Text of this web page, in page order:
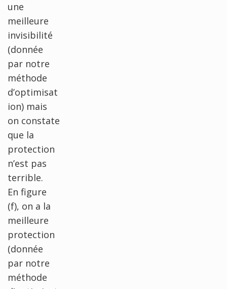
une
meilleure
invisibilité
(donnée
par notre
méthode
d’optimisat
ion) mais
on constate
que la
protection
n’est pas
terrible.
En figure
(f), on a la
meilleure
protection
(donnée
par notre
méthode